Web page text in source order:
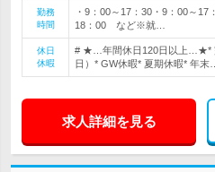
勤務
時間
・9：00～17：30・9：00～17
18：00 など※就…
休日
休暇
# ★…年間休日120日以上…★*
日）* GW休暇* 夏期休暇* 年末…
求人詳細を見る